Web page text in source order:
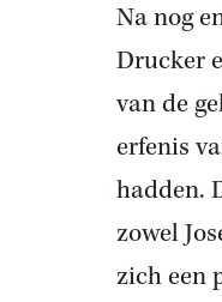
Na nog
Drucker
van de
erfenis
hadden.
zowel
zich een